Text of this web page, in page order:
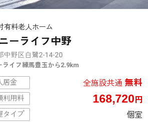
有料老人ホーム
ーライフ中野
中野区白鷺2-14-20
ライフ練馬豊玉から2.9km
居金 全施設共通 無料
利用料 168,720 円
タイプ 個室